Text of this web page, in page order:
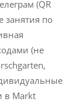
(QR
занятия по
(не
в Markt